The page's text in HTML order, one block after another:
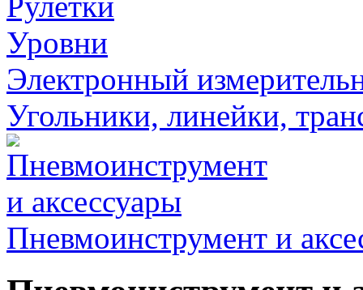
Уровни
Электронный
Угольники, линейки,
Пневмоинструмент и